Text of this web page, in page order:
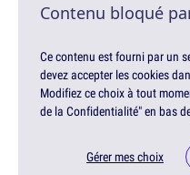
Contenu bloqué
Ce contenu est fourni par un
devez accepter les cookies
Modifiez ce choix à tout
de la Confidentialité" en bas
Gérer mes choix